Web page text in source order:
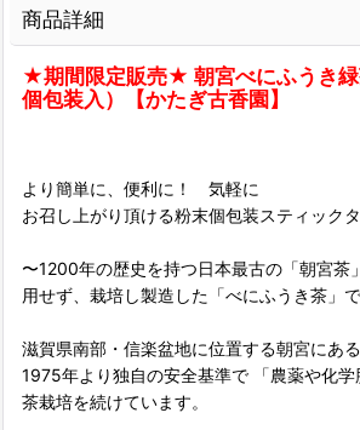
商品詳細
★期間限定販売★ 朝宮べにふうき
個包装入）【かたぎ古香園】
より簡単に、便利に！ 気軽に
お召し上がり頂ける粉末個包装スティックタ
〜1200年の歴史を持つ日本最古の「朝宮茶
用せず、栽培し製造した「べにふうき茶」
滋賀県南部・信楽盆地に位置する朝宮にあ
1975年より独自の安全基準で 「農薬や化
茶栽培を続けています。